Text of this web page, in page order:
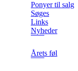
Ponyer til salg
Søges
Links
Nyheder
Årets føl